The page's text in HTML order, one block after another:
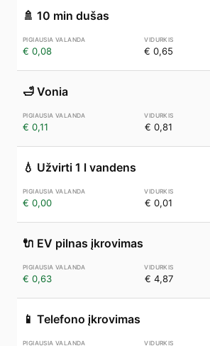
🚿 10 min dušas
€ 0,08 € 0,65
🛁 Vonia
€ 0,11 € 0,81
💧 Užvirti 1 l vandens
€ 0,00 € 0,01
🔌 EV pilnas įkrovimas
€ 0,63 € 4,87
📱 Telefono įkrovimas